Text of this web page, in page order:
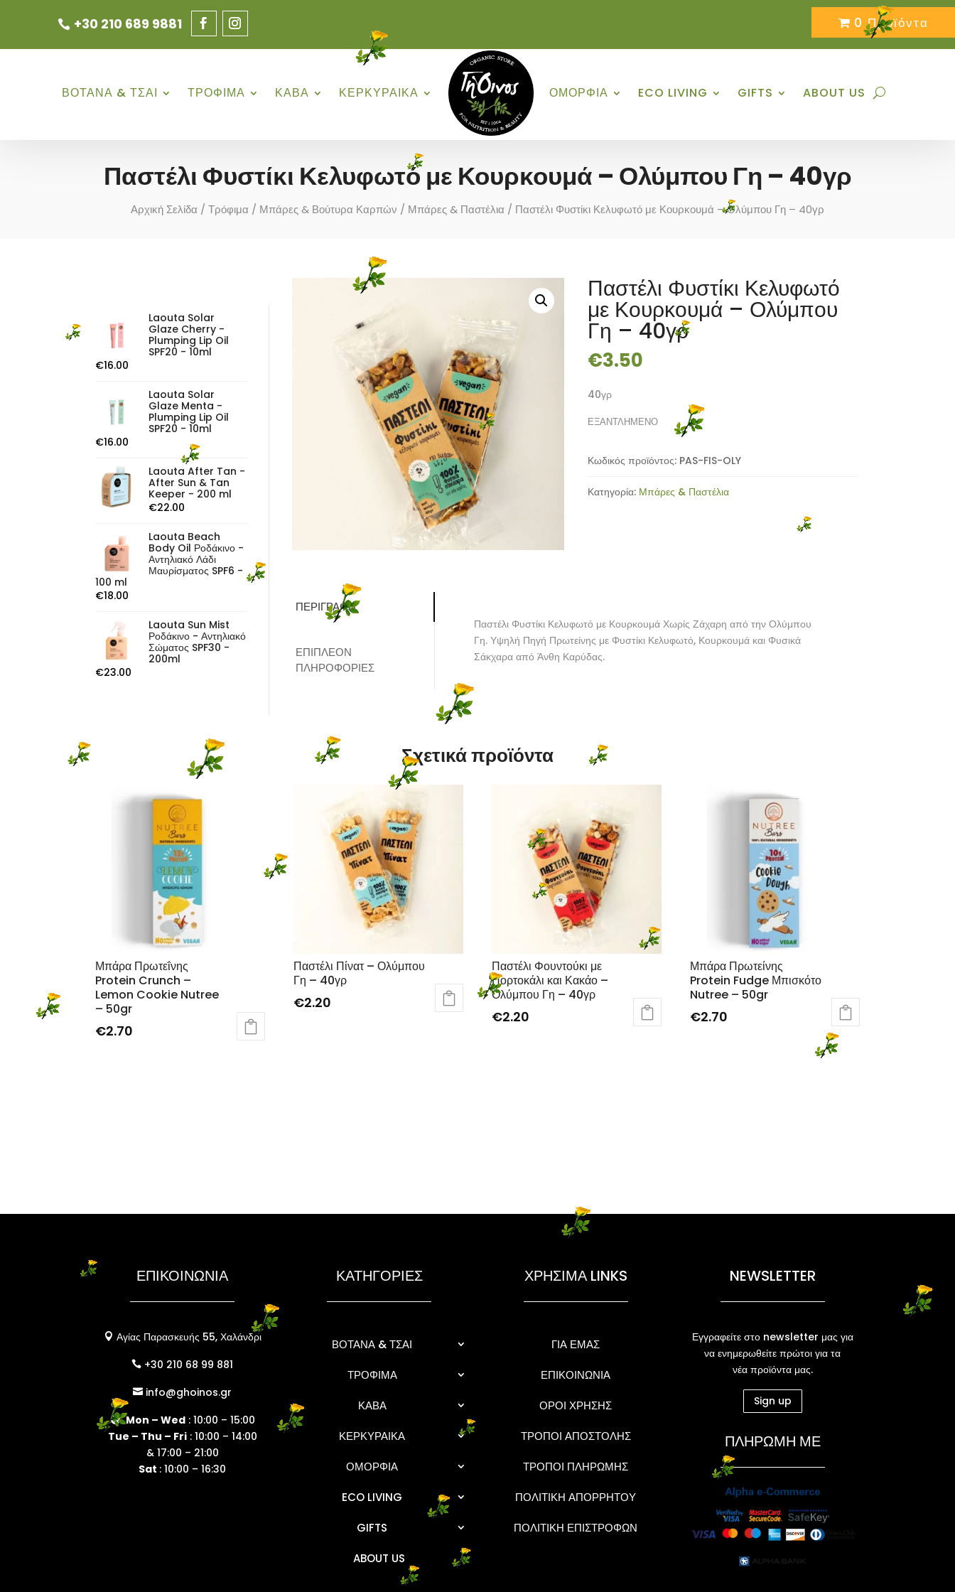
+30 210 689 9881 0 Προϊόντα
ΒΟΤΑΝΑ & ΤΣΑΙ ΤΡΟΦΙΜΑ ΚΑΒΑ ΚΕΡΚΥΡΑΙΚΑ ΟΜΟΡΦΙΑ ECO LIVING GIFTS ABOUT US
Παστέλι Φυστίκι Κελυφωτό με Κουρκουμά – Ολύμπου Γη – 40γρ
Αρχική Σελίδα / Τρόφιμα / Μπάρες & Βούτυρα Καρπών / Μπάρες & Παστέλια / Παστέλι Φυστίκι Κελυφωτό με Κουρκουμά – Ολύμπου Γη – 40γρ
Laouta Solar
Glaze Cherry -
Plumping Lip Oil
SPF20 - 10ml
€16.00
Laouta Solar
Glaze Menta -
Plumping Lip Oil
SPF20 - 10ml
€16.00
Laouta After Tan -
After Sun & Tan
Keeper - 200 ml
€22.00
Laouta Beach
Body Oil Ροδάκινο -
Αντηλιακό Λάδι
Μαυρίσματος SPF6 -
100 ml
€18.00
Laouta Sun Mist
Ροδάκινο - Αντηλιακό
Σώματος SPF30 -
200ml
€23.00
Παστέλι Φυστίκι Κελυφωτό
με Κουρκουμά – Ολύμπου
Γη – 40γρ
€3.50
40γρ
ΕΞΑΝΤΛΗΜΕΝΟ
Κωδικός προϊόντος: PAS-FIS-OLY
Κατηγορία: Μπάρες & Παστέλια
ΠΕΡΙΓΡΑΦΉ
ΕΠΙΠΛΈΟΝ
ΠΛΗΡΟΦΟΡΊΕΣ
Παστέλι Φυστίκι Κελυφωτό με Κουρκουμά Χωρίς Ζάχαρη από την Ολύμπου
Γη. Υψηλή Πηγή Πρωτείνης με Φυστίκι Κελυφωτό, Κουρκουμά και Φυσικά
Σάκχαρα από Άνθη Καρύδας.
Σχετικά προϊόντα
Μπάρα Πρωτεΐνης
Protein Crunch –
Lemon Cookie Nutree
– 50gr
€2.70
Παστέλι Πίνατ – Ολύμπου
Γη – 40γρ
€2.20
Παστέλι Φουντούκι με
Πορτοκάλι και Κακάο –
Ολύμπου Γη – 40γρ
€2.20
Μπάρα Πρωτείνης
Protein Fudge Μπισκότο
Nutree – 50gr
€2.70
ΕΠΙΚΟΙΝΩΝΙΑ
 Αγίας Παρασκευής 55, Χαλάνδρι
 +30 210 68 99 881
 info@ghoinos.gr
 Mon – Wed: 10:00 – 15:00
Tue – Thu – Fri: 10:00 – 14:00
& 17:00 – 21:00
Sat : 10:00 – 16:30
ΚΑΤΗΓΟΡΙΕΣ
ΒΟΤΑΝΑ & ΤΣΑΙ
ΤΡΟΦΙΜΑ
ΚΑΒΑ
ΚΕΡΚΥΡΑΙΚΑ
ΟΜΟΡΦΙΑ
ECO LIVING
GIFTS
ABOUT US
ΧΡΗΣΙΜΑ LINKS
ΓΙΑ ΕΜΑΣ
ΕΠΙΚΟΙΝΩΝΙΑ
ΟΡΟΙ ΧΡΗΣΗΣ
ΤΡΟΠΟΙ ΑΠΟΣΤΟΛΗΣ
ΤΡΟΠΟΙ ΠΛΗΡΩΜΗΣ
ΠΟΛΙΤΙΚΗ ΑΠΟΡΡΗΤΟΥ
ΠΟΛΙΤΙΚΗ ΕΠΙΣΤΡΟΦΩΝ
NEWSLETTER
Εγγραφείτε στο newsletter μας για
να ενημερωθείτε πρώτοι για τα
νέα προϊόντα μας.
Sign up
ΠΛΗΡΩΜΗ ΜΕ